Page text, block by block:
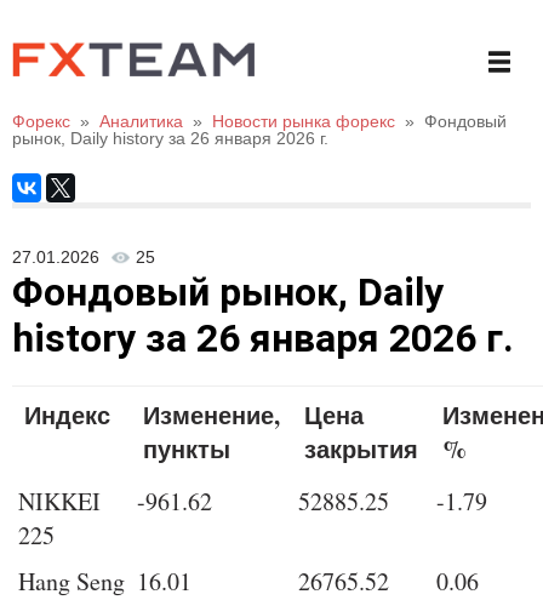
Форекс » Аналитика » Новости рынка форекс » Фондовый
рынок, Daily history за 26 января 2026 г.
27.01.2026 25
Фондовый рынок, Daily
history за 26 января 2026 г.
Индекс
Изменение,
пункты
Цена
закрытия
%
NIKKEI
225
-961.62 52885.25 -1.79
Hang Seng 16.01 26765.52
0.06